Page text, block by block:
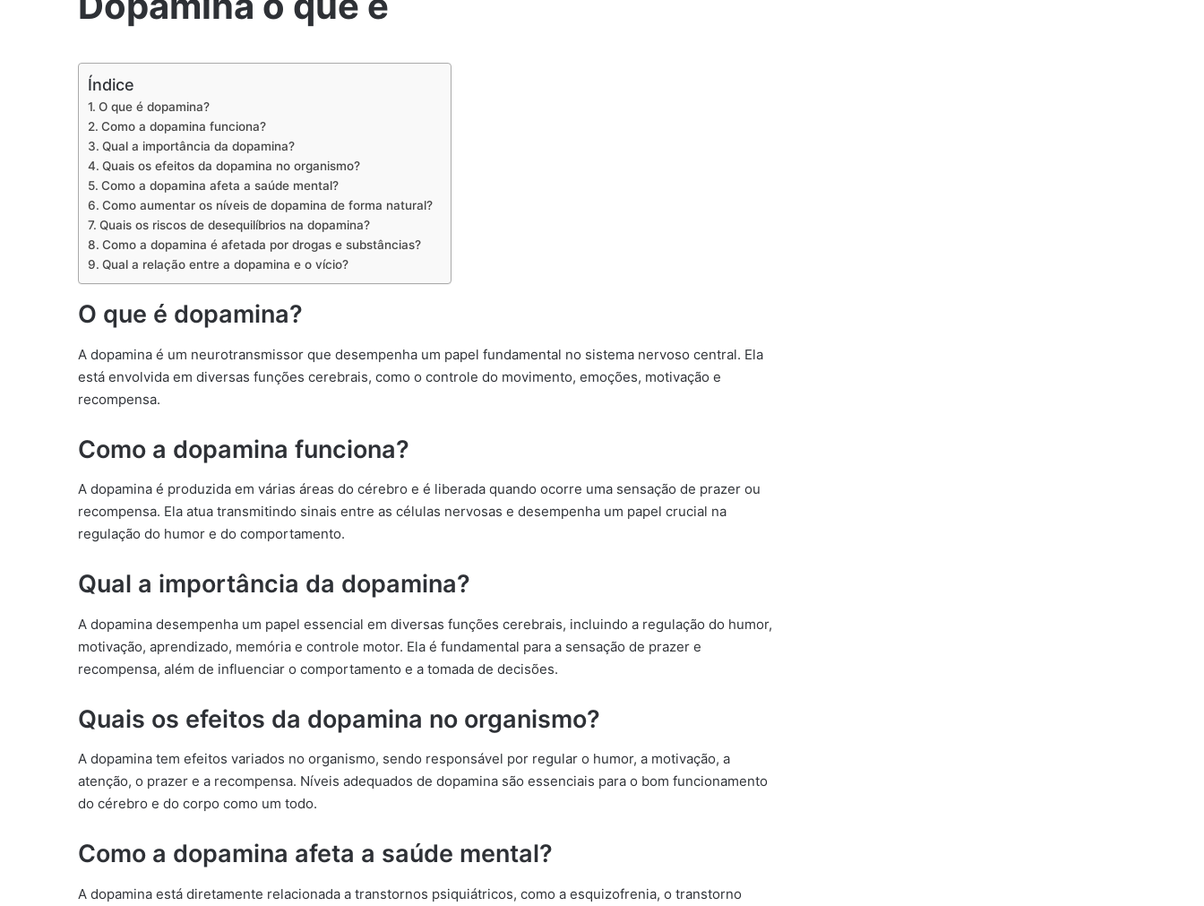
Índice
O que é dopamina?
Como a dopamina funciona?
Qual a importância da dopamina?
Quais os efeitos da dopamina no organismo?
Como a dopamina afeta a saúde mental?
Como aumentar os níveis de dopamina de forma natural?
Quais os riscos de desequilíbrios na dopamina?
Como a dopamina é afetada por drogas e substâncias?
Qual a relação entre a dopamina e o vício?
O que é dopamina?
A dopamina é um neurotransmissor que desempenha um papel fundamental no sistema nervoso central. Ela
está envolvida em diversas funções cerebrais, como o controle do movimento, emoções, motivação e
recompensa.
Como a dopamina funciona?
A dopamina é produzida em várias áreas do cérebro e é liberada quando ocorre uma sensação de prazer ou
recompensa. Ela atua transmitindo sinais entre as células nervosas e desempenha um papel crucial na
regulação do humor e do comportamento.
Qual a importância da dopamina?
A dopamina desempenha um papel essencial em diversas funções cerebrais, incluindo a regulação do humor,
motivação, aprendizado, memória e controle motor. Ela é fundamental para a sensação de prazer e
recompensa, além de influenciar o comportamento e a tomada de decisões.
Quais os efeitos da dopamina no organismo?
A dopamina tem efeitos variados no organismo, sendo responsável por regular o humor, a motivação, a
atenção, o prazer e a recompensa. Níveis adequados de dopamina são essenciais para o bom funcionamento
do cérebro e do corpo como um todo.
Como a dopamina afeta a saúde mental?
A dopamina está diretamente relacionada a transtornos psiquiátricos, como a esquizofrenia, o transtorno